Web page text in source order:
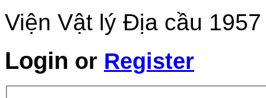
Viện Vật lý Địa cầu
Login or Register